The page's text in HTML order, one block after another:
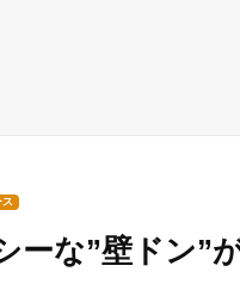
ス
ーな”壁ドン”